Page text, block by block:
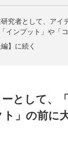
究者として、アイ
インプット」や「
編】に続く
として、
」の前に